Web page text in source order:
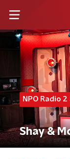
NPO Radio
Shay &